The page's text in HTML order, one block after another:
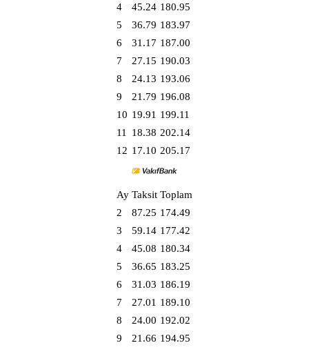
4
45.24 180.95
5
36.79 183.97
6
31.17 187.00
7
27.15 190.03
8
24.13 193.06
9
21.79 196.08
10 19.91 199.11
11
18.38 202.14
12 17.10 205.17
Ay Taksit Toplam
2
87.25 174.49
3
59.14 177.42
4
45.08 180.34
5
36.65 183.25
6
31.03 186.19
7
27.01 189.10
8
24.00 192.02
9
21.66 194.95